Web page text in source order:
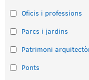
Oficis i professions
Parcs i jardins
Patrimoni
Ponts